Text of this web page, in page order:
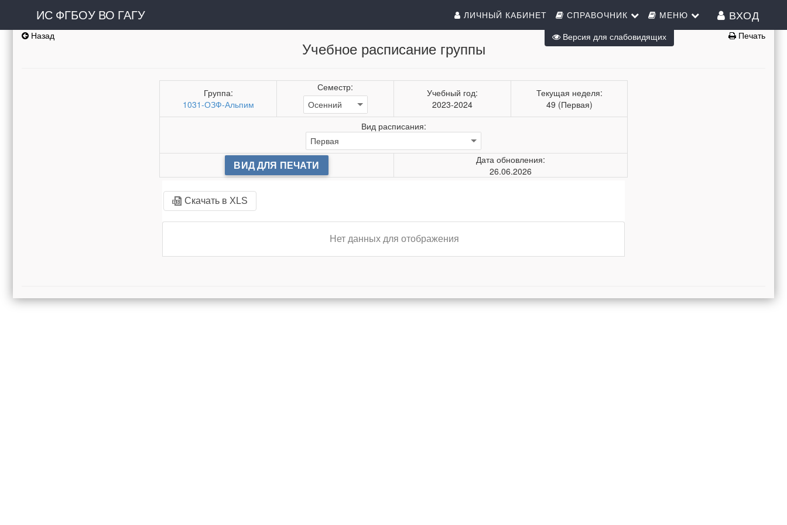
ИС ФГБОУ ВО ГАГУ ЛИЧНЫЙ КАБИНЕТ СПРАВОЧНИК МЕНЮ ВХОД
Назад Печать
Учебное расписание группы
Группа:
1031-ОЗФ-Альпим
Семестр:
Учебный год:
2023-2024
Текущая неделя:
49 (Первая)
Вид расписания:
ВИД ДЛЯ ПЕЧАТИ
Дата обновления:
26.06.2026
Скачать в XLS
Нет данных для отображения
Версия для слабовидящих